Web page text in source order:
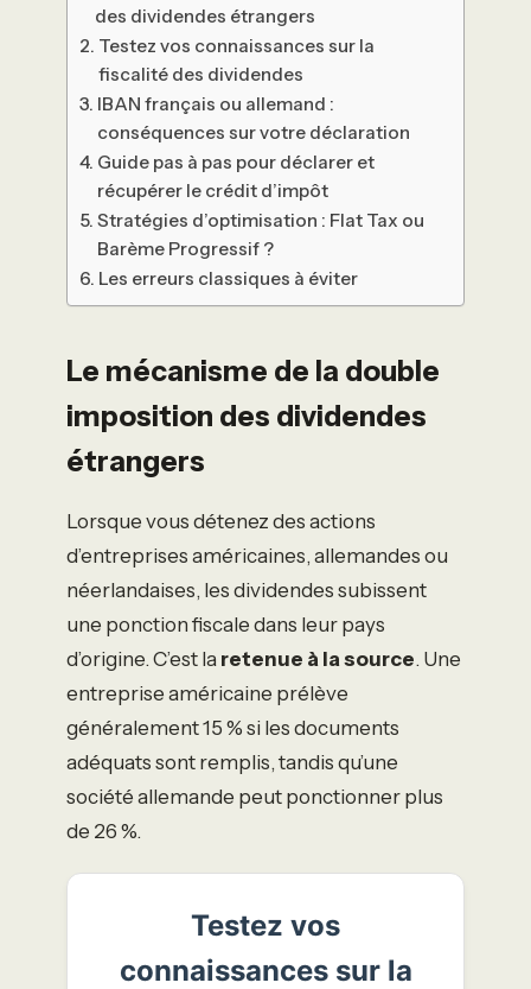
des dividendes étrangers
Testez vos connaissances sur la
fiscalité des dividendes
IBAN français ou allemand :
conséquences sur votre déclaration
Guide pas à pas pour déclarer et
récupérer le crédit d’impôt
Stratégies d’optimisation : Flat Tax ou
Barème Progressif ?
Les erreurs classiques à éviter
Le mécanisme de la double
imposition des dividendes
étrangers
Lorsque vous détenez des actions
d’entreprises américaines, allemandes ou
néerlandaises, les dividendes subissent
une ponction fiscale dans leur pays
d’origine. C’est la retenue à la source. Une
entreprise américaine prélève
généralement 15 % si les documents
adéquats sont remplis, tandis qu’une
société allemande peut ponctionner plus
de 26 %.
Testez vos
connaissances sur la